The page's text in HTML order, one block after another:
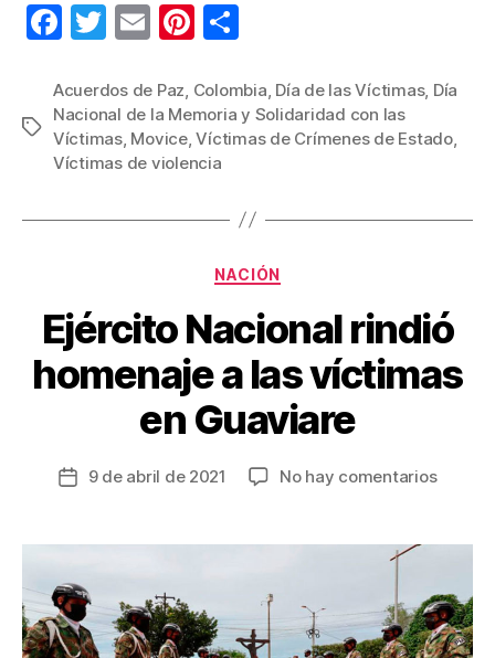
F
c
e
b
o
T
tt
er
E
ail
Pi
er
e
st
m
p
Etiquetas
Acuerdos de Paz Colombia Día de las Víctimas, Día
Nacional de la Memoria y Solidaridad con las
Víctimas, Movice,Víctimas de Crímenes de Estado,
Víctimas de violencia
Categorías
NACIÓN
Ejército Nacional rindió
homenaje a las víctimas
en Guaviare
Fecha
entrada
9 de abril de 2021 No hay comentariosen
rindió
a
las